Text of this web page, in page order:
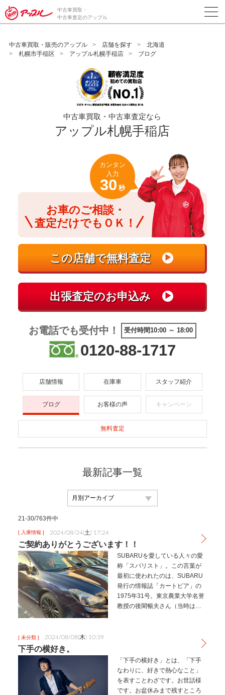
/*ABテスト_新規査定フォームの為のCVボタン*/
中古車買取・
中古車査定のアップル
中古車買取・販売のアップル 店舗を探す
北海道
札幌市手稲区
アップル札幌手稲店 ブログ
中古車買取・中古車査定なら
アップル札幌手稲店
お車のご相談・
査定だけでもＯＫ！
カンタン
入力
30 秒
お電話でも受付中！ 受付時間10:00 ～ 18:00
0120-88-1717
店舗情報 在庫車 スタッフ紹介
ブログ お客様の声 キャンペーン
無料査定
最新記事一覧
21-30/763件中
[ 入庫情報 ] 2024/08/24(土) 17:24
ご契約ありがとうございます！！
SUBARUを愛している人々の愛
称「スバリスト」。この言葉が
最初に使われたのは、SUBARU
発行の情報誌「カートピア」の
1975年31号。東京農業大学名誉
教授の後閑暢夫さん（当時は助
様…
[ 未分類 ] 2024/08/08(木) 10:39
下手の横好き。
「下手の横好き」とは、「下手
なわりに、好きで熱心なこと」
を表すことわざです。お世話様
です。お盆休みまで残すところ